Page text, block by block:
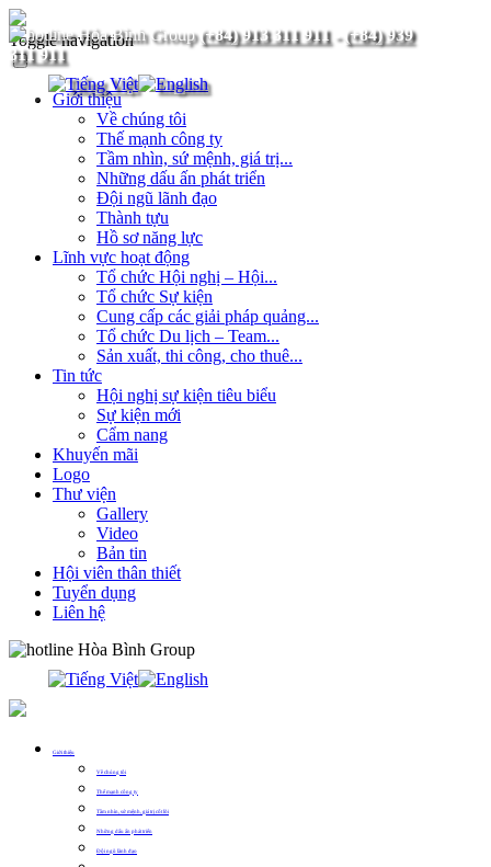
(+84) 913 311 911- (+84) 939
311 911
Toggle navigation
Giới thiệu
Về chúng tôi
Thế mạnh công ty
Tầm nhìn, sứ mệnh, giá trị...
Những dấu ấn phát triển
Đội ngũ lãnh đạo
Thành tựu
Hồ sơ năng lực
Lĩnh vực hoạt động
Tổ chức Hội nghị – Hội...
Tổ chức Sự kiện
Cung cấp các giải pháp quảng...
Tổ chức Du lịch – Team...
Sản xuất, thi công, cho thuê...
Tin tức
Hội nghị sự kiện tiêu biểu
Sự kiện mới
Cẩm nang
Khuyến mãi
Logo
Thư viện
Gallery
Video
Bản tin
Hội viên thân thiết
Tuyển dụng
Liên hệ
Giới thiệu
Về chúng tôi
Thế mạnh công ty
Tầm nhìn, sứ mệnh, giá trị cốt lõi
Những dấu ấn phát triển
Đội ngũ lãnh đạo